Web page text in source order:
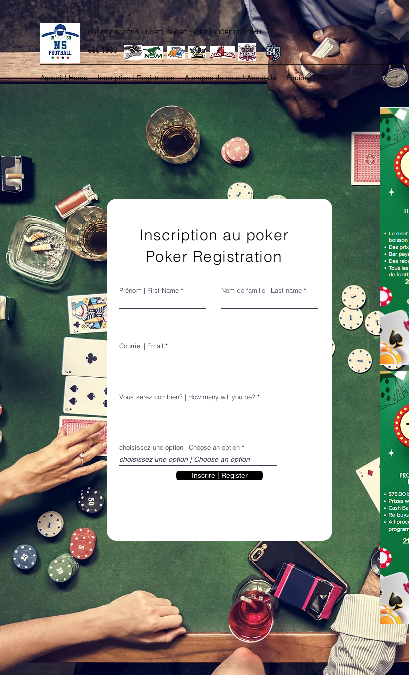
LIGUE DE FOOTBALL NORTH SHORE | NORTH SHORE FOOTBALL
est. 1960
Accueil | Home Inscription | Registration À propos de nous | About Us Équipes | Teams
Inscription au poker
Poker Registration
Prénom | First Name Nom de famille | Last name
Courriel | Email
Vous serez combien? | How many will you be?
choisissez une option | Choose an option
Inscrire | Register